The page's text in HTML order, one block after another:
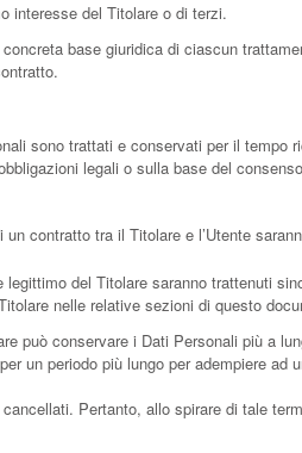
interesse del Titolare o di terzi.
base giuridica di ciascun
sono trattati e conservati per il tempo
legali o sulla base del
contratto tra il Titolare e l’Utente
del Titolare saranno trattenuti
nelle relative sezioni di questo
può conservare i Dati Personali più a
un periodo più lungo per adempiere ad
Pertanto, allo spirare di tale